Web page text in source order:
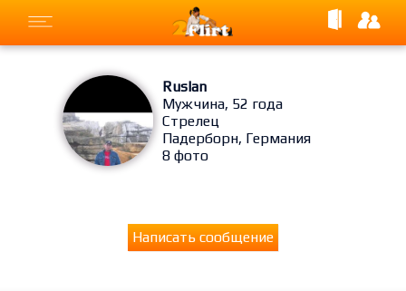
Ruslan
Мужчина, 52 года
Стрелец
Падерборн, Германия
8 фото
Написать сообщение